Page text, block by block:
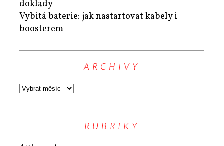
doklady
Vybitá baterie: jak nastartovat kabely i
boosterem
ARCHIVY
RUBRIKY